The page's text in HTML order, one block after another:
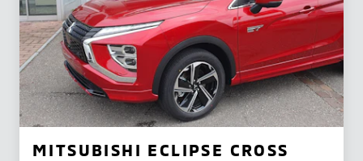
MITSUBISHI ECLIPSE CROSS